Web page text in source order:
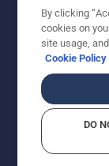
viste priser
forbehold
stræber
dette
By clicking
cookies on
site usage,
Cookie Policy
DO